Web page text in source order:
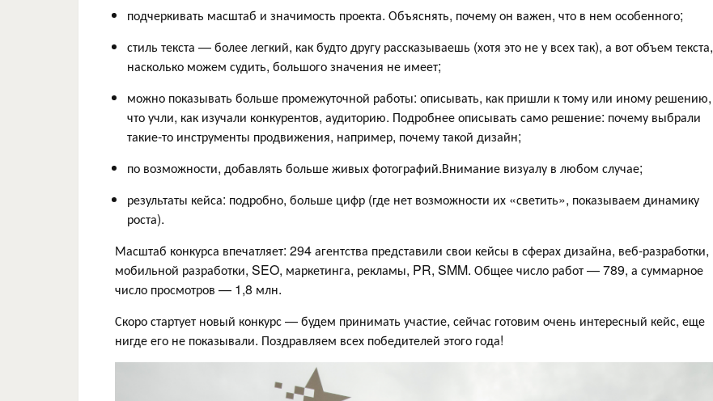
подчеркивать масштаб и значимость проекта. Объяснять, почему он важен, что в нем особенного;
стиль текста — более легкий, как будто другу рассказываешь (хотя это не у всех так), а вот объем текста,
насколько можем судить, большого значения не имеет;
можно показывать больше промежуточной работы: описывать, как пришли к тому или иному решению,
что учли, как изучали конкурентов, аудиторию. Подробнее описывать само решение: почему выбрали
такие-то инструменты продвижения, например, почему такой дизайн;
по возможности, добавлять больше живых фотографий.Внимание визуалу в любом случае;
результаты кейса: подробно, больше цифр (где нет возможности их «светить», показываем динамику
роста).
Масштаб конкурса впечатляет: 294 агентства представили свои кейсы в сферах дизайна, веб-разработки,
мобильной разработки, SEO, маркетинга, рекламы, PR, SMM. Общее число работ — 789, а суммарное
число просмотров — 1,8 млн.
Скоро стартует новый конкурс — будем принимать участие, сейчас готовим очень интересный кейс, еще
нигде его не показывали. Поздравляем всех победителей этого года!